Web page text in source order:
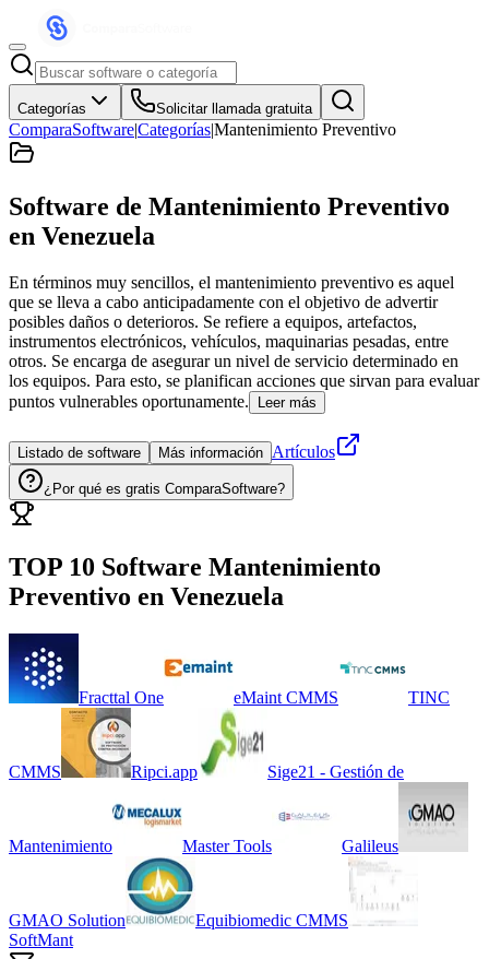
Categorías Solicitar llamada gratuita
ComparaSoftware|Categorías|Mantenimiento Preventivo
Software de Mantenimiento Preventivo
en Venezuela
En términos muy sencillos, el mantenimiento preventivo es aquel
que se lleva a cabo anticipadamente con el objetivo de advertir
posibles daños o deterioros. Se refiere a equipos, artefactos,
instrumentos electrónicos, vehículos, maquinarias pesadas, entre
otros. Se encarga de asegurar un nivel de servicio determinado en
los equipos. Para esto, se planifican acciones que sirvan para evaluar
puntos vulnerables oportunamente.
Leer más
Listado de software Más información Artículos
¿Por qué es gratis ComparaSoftware?
TOP 10 Software Mantenimiento
Preventivo en Venezuela
Fracttal One eMaint CMMS TINC
CMMS Ripci.app Sige21 - Gestión de
Mantenimiento Master Tools Galileus
GMAO Solution
Equibiomedic CMMS
SoftMant